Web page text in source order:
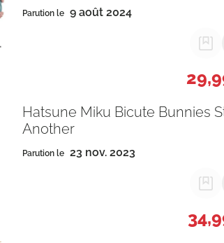
Parution le 9 août 2024
Hatsune Miku Bicute Bunnies
Another
Parution le 23 nov. 2023